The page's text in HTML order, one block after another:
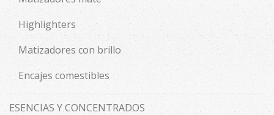
Highlighters
Matizadores con brillo
Encajes comestibles
ESENCIAS Y CONCENTRADOS